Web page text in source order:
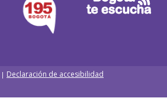
| Declaración de accesibilidad